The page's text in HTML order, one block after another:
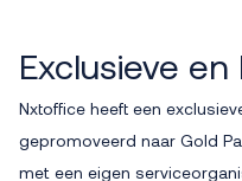
Exclusieve
Nxtoffice heeft een
gepromoveerd naar Gold
met een eigen